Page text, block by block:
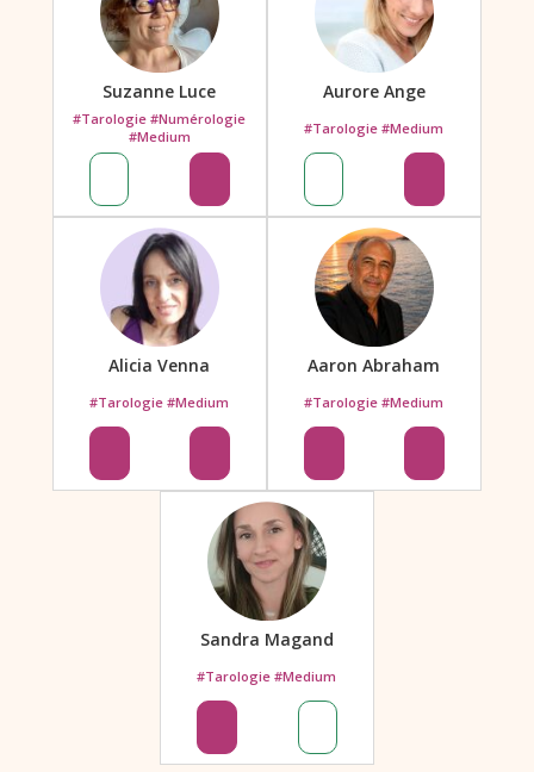
Suzanne Luce
#Tarologie #Numérologie
#Medium
Aurore Ange
#Tarologie #Medium
Alicia Venna
#Tarologie #Medium
Aaron Abraham
#Tarologie #Medium
Sandra Magand
#Tarologie #Medium